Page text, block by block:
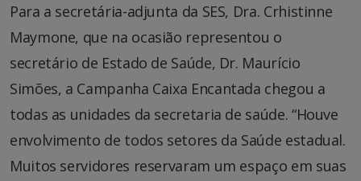
Para a secretária-adjunta da SES, Dra. Crhistinne
Maymone, que na ocasião representou o
secretário de Estado de Saúde, Dr. Maurício
Simões, a Campanha Caixa Encantada chegou a
todas as unidades da secretaria de saúde. “Houve
envolvimento de todos setores da Saúde estadual.
Muitos servidores reservaram um espaço em suas